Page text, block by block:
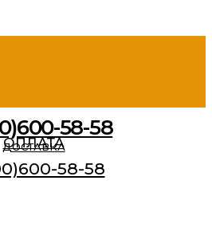
58-58
ДОСТАВКА
ОПЛАТА
58-58